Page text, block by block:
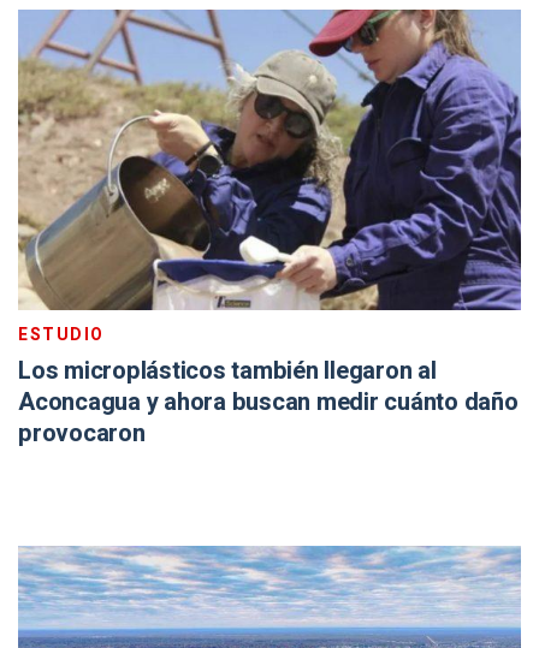
ESTUDIO
Los microplásticos también llegaron al
Aconcagua y ahora buscan medir cuánto daño
provocaron